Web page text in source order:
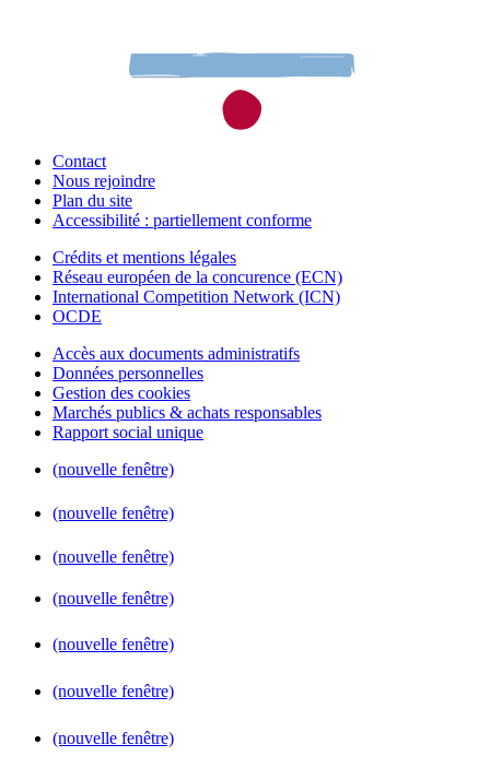
Contact
Nous rejoindre
Plan du site
Accessibilité : partiellement conforme
Crédits et mentions légales
Réseau européen de la concurence (ECN)
International Competition Network (ICN)
OCDE
Accès aux documents administratifs
Données personnelles
Gestion des cookies
Marchés publics & achats responsables
Rapport social unique
(nouvelle fenêtre)
(nouvelle fenêtre)
(nouvelle fenêtre)
(nouvelle fenêtre)
(nouvelle fenêtre)
(nouvelle fenêtre)
(nouvelle fenêtre)